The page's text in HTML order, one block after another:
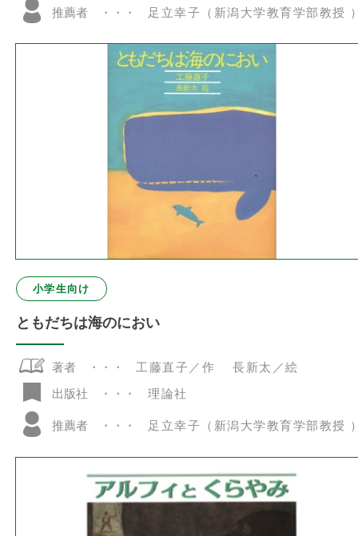
推薦者 足立幸子（新潟大学教育学部教授
小学生向け
ともだちは海のにおい
著者
工藤直子／作 長新太／絵
出版社
理論社
推薦者 足立幸子（新潟大学教育学部教授